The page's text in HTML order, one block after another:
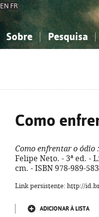
EN FR
Sobre Pesquisa
Como
Como enfrentar o ódio
Felipe Neto. - 3ª ed. -
cm. - ISBN 978-989-
Link persistente: http://
ADICIONAR À LISTA